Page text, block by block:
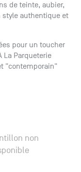
de teinte, aubier,
style authentique et
pour un toucher
La Parqueterie
"contemporain"
non